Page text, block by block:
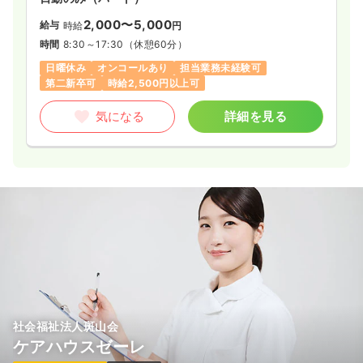
給与 時給2,000〜5,000円
時間 8:30～17:30 （休憩60分）
日曜休み
オンコールあり
担当業務未経験可
第二新卒可
時給2,500円以上可
気になる 詳細を見る
社会福祉法人斑山会
ケアハウスゼーレ